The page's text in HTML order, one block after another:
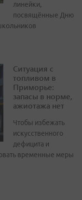
линейки,
посвящённые Дню
Ситуация с
топливом в
Приморье:
запасы в норме,
ажиотажа нет
Чтобы избежать
искусственного
дефицита и
временные меры